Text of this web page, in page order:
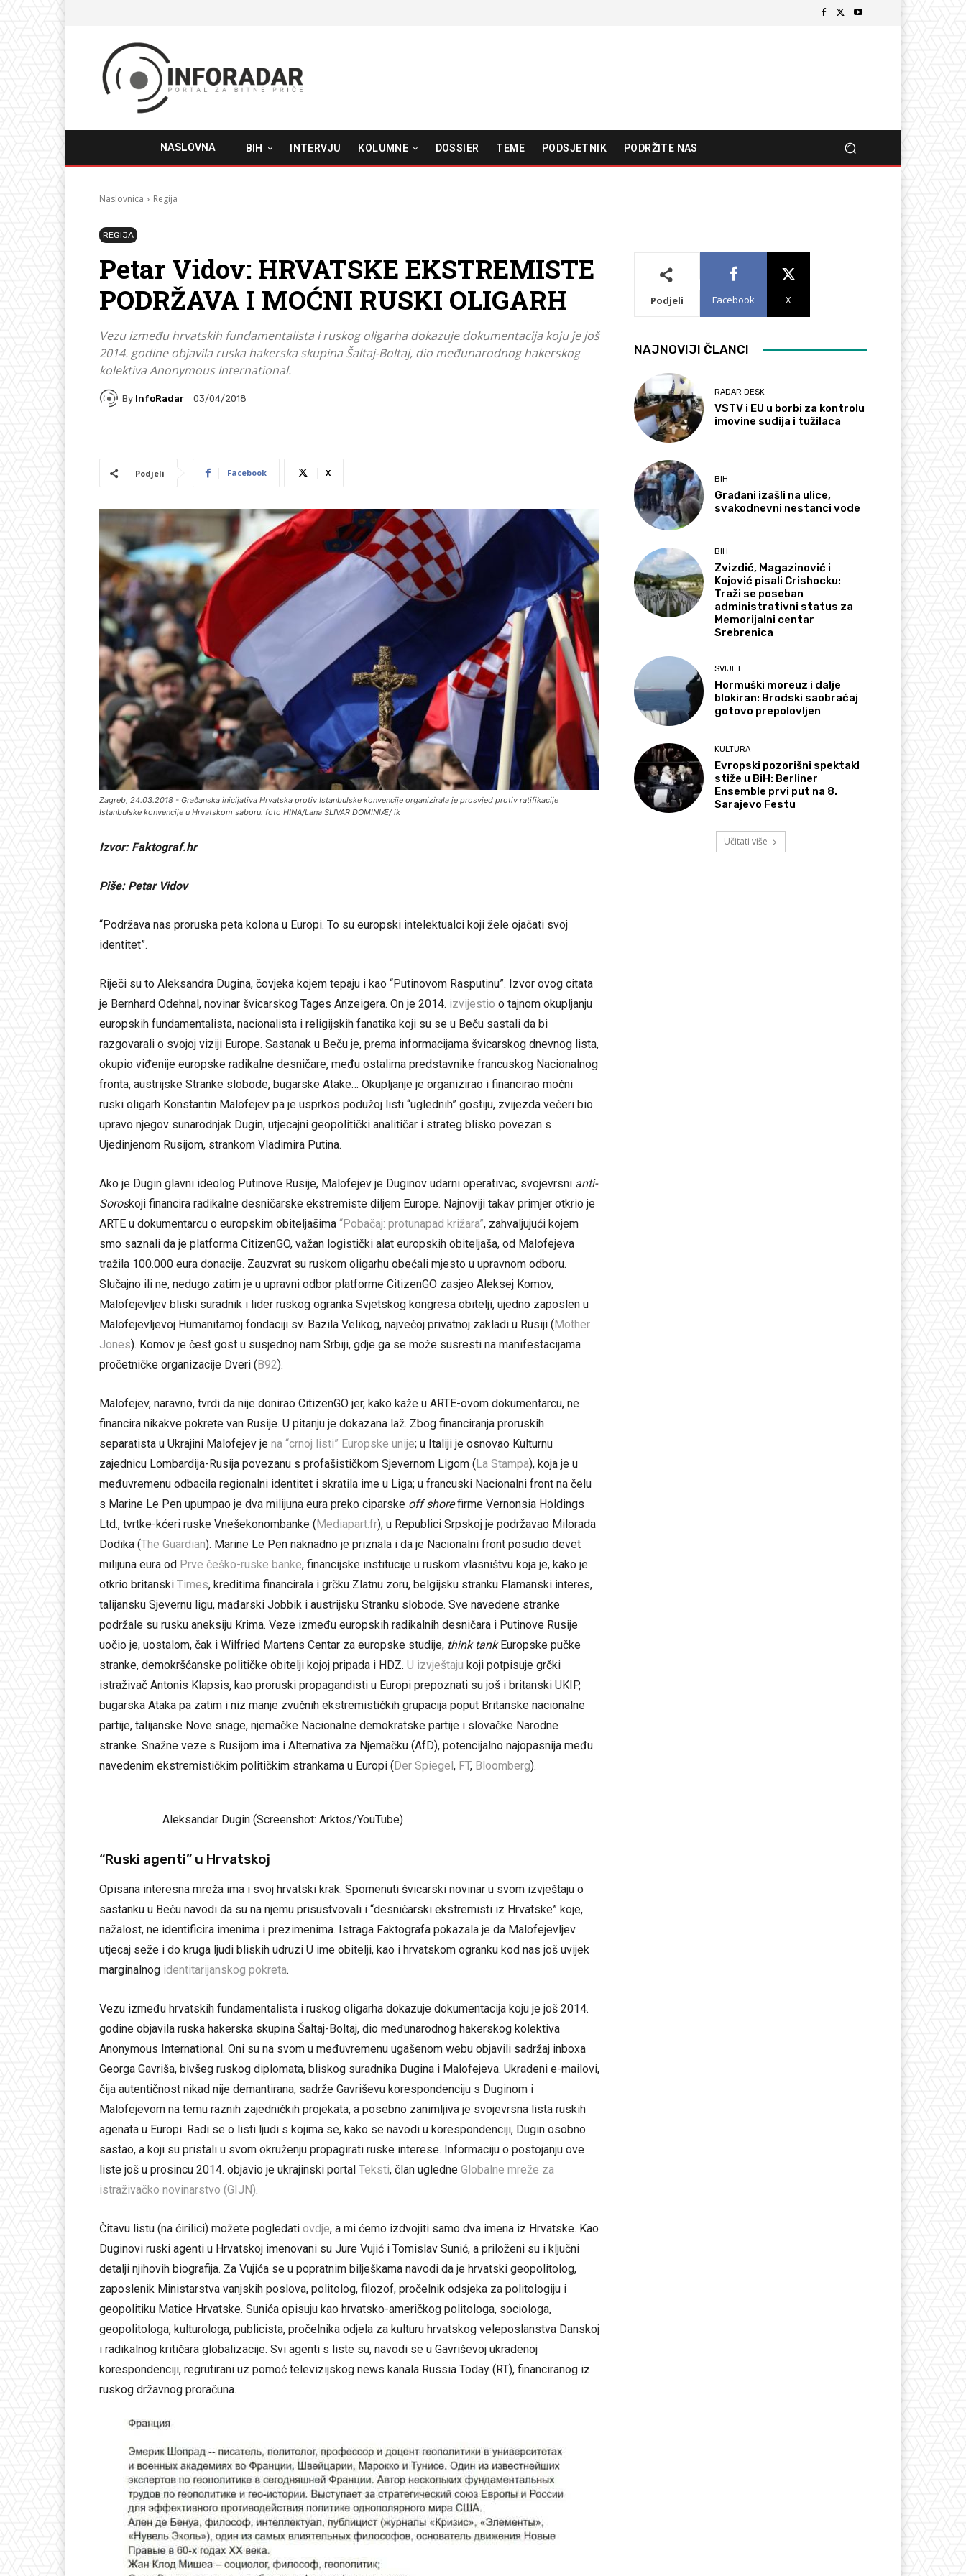
NASLOVNA BIH INTERVJU KOLUMNE DOSSIER TEME PODSJETNIK PODRŽITE NAS
Naslovnica Regija
REGIJA
Petar Vidov: HRVATSKE EKSTREMISTE
PODRŽAVA I MOĆNI RUSKI OLIGARH
Vezu između hrvatskih fundamentalista i ruskog oligarha dokazuje dokumentacija koju je još
2014. godine objavila ruska hakerska skupina Šaltaj-Boltaj, dio međunarodnog hakerskog
kolektiva Anonymous International.
By InfoRadar 03/04/2018
Podjeli Facebook X
Zagreb, 24.03.2018 - Graðanska inicijativa Hrvatska protiv Istanbulske konvencije organizirala je prosvjed protiv ratifikacije
Istanbulske konvencije u Hrvatskom saboru. foto HINA/Lana SLIVAR DOMINIÆ/ ik
Izvor: Faktograf.hr
Piše: Petar Vidov
“Podržava nas proruska peta kolona u Europi. To su europski intelektualci koji žele ojačati svoj
identitet”.
Riječi su to Aleksandra Dugina, čovjeka kojem tepaju i kao “Putinovom Rasputinu”. Izvor ovog citata
je Bernhard Odehnal, novinar švicarskog Tages Anzeigera. On je 2014. izvijestio o tajnom okupljanju
europskih fundamentalista, nacionalista i religijskih fanatika koji su se u Beču sastali da bi
razgovarali o svojoj viziji Europe. Sastanak u Beču je, prema informacijama švicarskog dnevnog lista,
okupio viđenije europske radikalne desničare, među ostalima predstavnike francuskog Nacionalnog
fronta, austrijske Stranke slobode, bugarske Atake… Okupljanje je organizirao i financirao moćni
ruski oligarh Konstantin Malofejev pa je usprkos podužoj listi “uglednih” gostiju, zvijezda večeri bio
upravo njegov sunarodnjak Dugin, utjecajni geopolitički analitičar i strateg blisko povezan s
Ujedinjenom Rusijom, strankom Vladimira Putina.
Ako je Dugin glavni ideolog Putinove Rusije, Malofejev je Duginov udarni operativac, svojevrsni anti-
Soroskoji financira radikalne desničarske ekstremiste diljem Europe. Najnoviji takav primjer otkrio je
ARTE u dokumentarcu o europskim obiteljašima “Pobačaj: protunapad križara”, zahvaljujući kojem
smo saznali da je platforma CitizenGO, važan logistički alat europskih obiteljaša, od Malofejeva
tražila 100.000 eura donacije. Zauzvrat su ruskom oligarhu obećali mjesto u upravnom odboru.
Slučajno ili ne, nedugo zatim je u upravni odbor platforme CitizenGO zasjeo Aleksej Komov,
Malofejevljev bliski suradnik i lider ruskog ogranka Svjetskog kongresa obitelji, ujedno zaposlen u
Malofejevljevoj Humanitarnoj fondaciji sv. Bazila Velikog, najvećoj privatnoj zakladi u Rusiji ( Mother
Jones). Komov je čest gost u susjednoj nam Srbiji, gdje ga se može susresti na manifestacijama
pročetničke organizacije Dveri ( B92).
Malofejev, naravno, tvrdi da nije donirao CitizenGO jer, kako kaže u ARTE-ovom dokumentarcu, ne
financira nikakve pokrete van Rusije. U pitanju je dokazana laž. Zbog financiranja proruskih
separatista u Ukrajini Malofejev je na “crnoj listi” Europske unije; u Italiji je osnovao Kulturnu
zajednicu Lombardija-Rusija povezanu s profašističkom Sjevernom Ligom ( La Stampa), koja je u
međuvremenu odbacila regionalni identitet i skratila ime u Liga; u francuski Nacionalni front na čelu
s Marine Le Pen upumpao je dva milijuna eura preko ciparske off shorefirme Vernonsia Holdings
Ltd., tvrtke-kćeri ruske Vnešekonombanke ( Mediapart.fr); u Republici Srpskoj je podržavao Milorada
Dodika (The Guardian). Marine Le Pen naknadno je priznala i da je Nacionalni front posudio devet
milijuna eura od Prve češko-ruske banke, financijske institucije u ruskom vlasništvu koja je, kako je
otkrio britanski Times, kreditima financirala i grčku Zlatnu zoru, belgijsku stranku Flamanski interes,
talijansku Sjevernu ligu, mađarski Jobbik i austrijsku Stranku slobode. Sve navedene stranke
podržale su rusku aneksiju Krima. Veze između europskih radikalnih desničara i Putinove Rusije
uočio je, uostalom, čak i Wilfried Martens Centar za europske studije, think tankEuropske pučke
stranke, demokršćanske političke obitelji kojoj pripada i HDZ. U izvještaju koji potpisuje grčki
istraživač Antonis Klapsis, kao proruski propagandisti u Europi prepoznati su još i britanski UKIP,
bugarska Ataka pa zatim i niz manje zvučnih ekstremističkih grupacija poput Britanske nacionalne
partije, talijanske Nove snage, njemačke Nacionalne demokratske partije i slovačke Narodne
stranke. Snažne veze s Rusijom ima i Alternativa za Njemačku (AfD), potencijalno najopasnija među
navedenim ekstremističkim političkim strankama u Europi ( Der Spiegel , FT, Bloomberg).
Aleksandar Dugin (Screenshot: Arktos/YouTube)
“Ruski agenti” u Hrvatskoj
Opisana interesna mreža ima i svoj hrvatski krak. Spomenuti švicarski novinar u svom izvještaju o
sastanku u Beču navodi da su na njemu prisustvovali i “desničarski ekstremisti iz Hrvatske” koje,
nažalost, ne identificira imenima i prezimenima. Istraga Faktografa pokazala je da Malofejevljev
utjecaj seže i do kruga ljudi bliskih udruzi U ime obitelji, kao i hrvatskom ogranku kod nas još uvijek
marginalnog identitarijanskog pokreta.
Vezu između hrvatskih fundamentalista i ruskog oligarha dokazuje dokumentacija koju je još 2014.
godine objavila ruska hakerska skupina Šaltaj-Boltaj, dio međunarodnog hakerskog kolektiva
Anonymous International. Oni su na svom u međuvremenu ugašenom webu objavili sadržaj inboxa
Georga Gavriša, bivšeg ruskog diplomata, bliskog suradnika Dugina i Malofejeva. Ukradeni e-mailovi,
čija autentičnost nikad nije demantirana, sadrže Gavriševu korespondenciju s Duginom i
Malofejevom na temu raznih zajedničkih projekata, a posebno zanimljiva je svojevrsna lista ruskih
agenata u Europi. Radi se o listi ljudi s kojima se, kako se navodi u korespondenciji, Dugin osobno
sastao, a koji su pristali u svom okruženju propagirati ruske interese. Informaciju o postojanju ove
liste još u prosincu 2014. objavio je ukrajinski portal Teksti, član ugledne Globalne mreže za
istraživačko novinarstvo (GIJN).
Čitavu listu (na ćirilici) možete pogledati ovdje, a mi ćemo izdvojiti samo dva imena iz Hrvatske. Kao
Duginovi ruski agenti u Hrvatskoj imenovani su Jure Vujić i Tomislav Sunić, a priloženi su i ključni
detalji njihovih biografija. Za Vujića se u popratnim bilješkama navodi da je hrvatski geopolitolog,
zaposlenik Ministarstva vanjskih poslova, politolog, filozof, pročelnik odsjeka za politologiju i
geopolitiku Matice Hrvatske. Sunića opisuju kao hrvatsko-američkog politologa, sociologa,
geopolitologa, kulturologa, publicista, pročelnika odjela za kulturu hrvatskog veleposlanstva Danskoj
i radikalnog kritičara globalizacije. Svi agenti s liste su, navodi se u Gavriševoj ukradenoj
korespondenciji, regrutirani uz pomoć televizijskog news kanala Russia Today (RT), financiranog iz
ruskog državnog proračuna.
Podjeli Facebook X
NAJNOVIJI ČLANCI
RADAR DESK
VSTV i EU u borbi za kontrolu
imovine sudija i tužilaca
BIH
Građani izašli na ulice,
svakodnevni nestanci vode
BIH
Zvizdić, Magazinović i
Kojović pisali Crishocku:
Traži se poseban
administrativni status za
Memorijalni centar
Srebrenica
SVIJET
Hormuški moreuz i dalje
blokiran: Brodski saobraćaj
gotovo prepolovljen
KULTURA
Evropski pozorišni spektakl
stiže u BiH: Berliner
Ensemble prvi put na 8.
Sarajevo Festu
Učitati više